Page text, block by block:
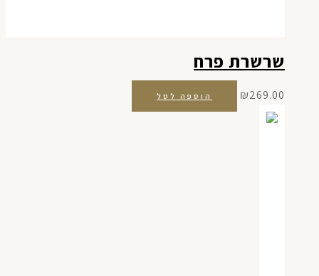
שרשרת פרח
₪269.00 הוספה לסל